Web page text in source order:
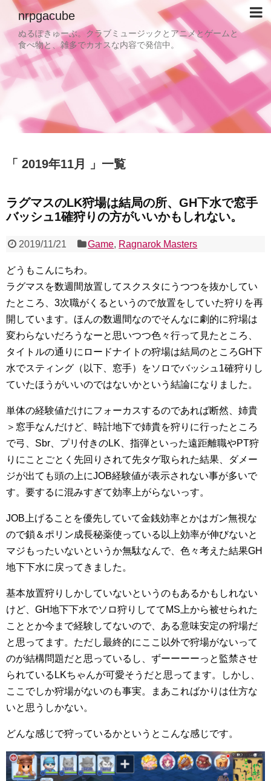
nrpgacube
ぬるぽきゅーぶ。クラブミュージックとアニメとゲームと
食べ物と、雑多でカオスな内容で発信中。
2019年11月 一覧
ラグマスのLK狩場は結局の所、GH下水で窓手
バッシュ1確狩りの方がいいかもしれない。
2019/11/21 Game, Ragnarok Masters
どうもこんにちわ。
ラグマスを数週間放置してスクスタにうつつを抜かしてい
たところ、3次職がくるというので放置をしていた狩りを再
開しています。ほんの数週間なのでそんなに劇的に狩場は
変わらないだろうなーと思いつつ色々行って見たところ、
タイトルの通りにロードナイトの狩場は結局のところGH下
水でスティング（以下、窓手）をソロでバッシュ1確狩りし
ていたほうがいいのではないかという結論になりました。
単体の経験値だけにフォーカスするのであれば断然、姉貴
＞窓手なんだけど、時計地下で姉貴を狩りに行ったところ
で弓、Sbr、プリ付きのLK、指弾といった遠距離職やPT狩
りにことごとく先回りされて先タゲ取られた結果、ダメー
ジが出ても頭の上にJOB経験値が表示されない事が多いで
す。要するに混みすぎて効率上がらないっす。
JOB上げることを優先していて金銭効率とかはガン無視な
ので鎖＆ポリン成長秘薬使っている以上効率が伸びないと
マジもったいないというか無駄なんで、色々考えた結果GH
地下下水に戻ってきました。
基本放置狩りしかしていないというのもあるかもしれない
けど、GH地下下水でソロ狩りしててMS上から被せられた
こととか今まで経験してないので、ある意味安定の狩場だ
と思ってます。ただし最終的にここ以外で狩場がないって
のが結構問題だと思っているし、ずーーーーっと監禁させ
られているLKちゃんが可愛そうだと思ってます。しかし、
ここでしか狩場がないのも事実。まあこればかりは仕方な
いと思うしかない。
どんな感じで狩っているかというとこんな感じです。